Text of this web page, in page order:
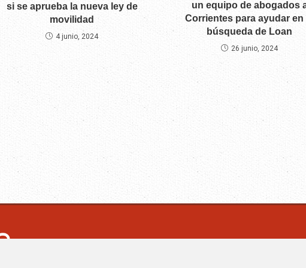
si se aprueba la nueva ley de
movilidad
4 junio, 2024
un equipo de abogados
Corrientes para ayudar en
búsqueda de Loan
26 junio, 2024